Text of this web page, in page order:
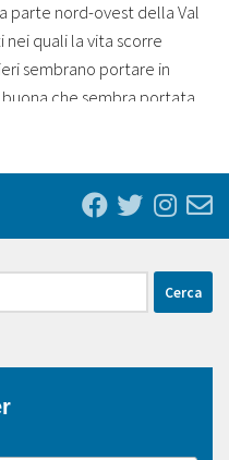
parte nord-ovest della Val
quali la vita scorre
sembrano portare in
buona che sembra portata